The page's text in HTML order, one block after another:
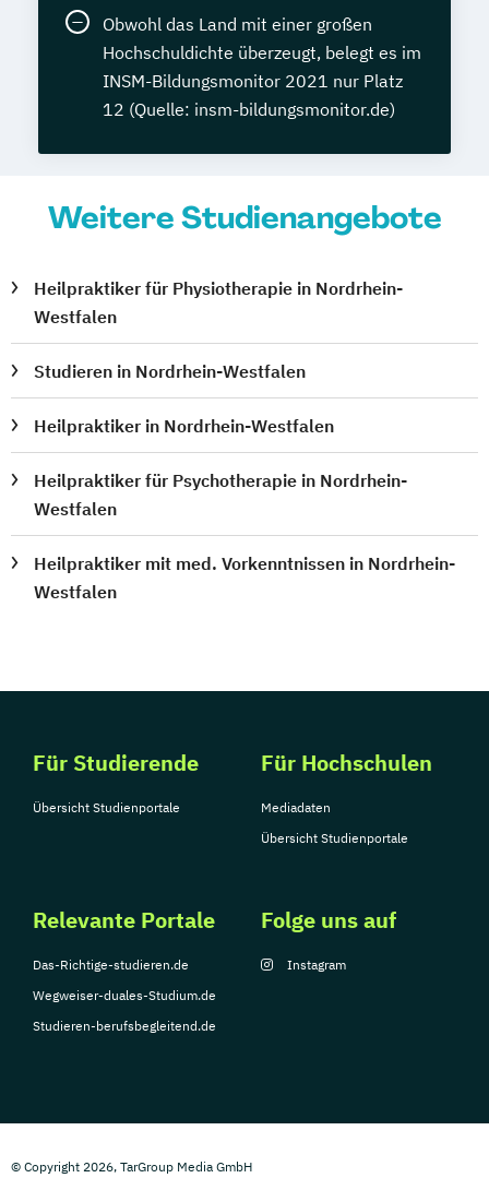
Obwohl das Land mit einer großen
Hochschuldichte überzeugt, belegt es im
INSM-Bildungsmonitor 2021 nur Platz
12 (Quelle: insm-bildungsmonitor.de)
Weitere Studienangebote
Heilpraktiker für Physiotherapie in Nordrhein-
Westfalen
Studieren in Nordrhein-Westfalen
Heilpraktiker in Nordrhein-Westfalen
Heilpraktiker für Psychotherapie in Nordrhein-
Westfalen
Heilpraktiker mit med. Vorkenntnissen in Nordrhein-
Westfalen
Für Studierende
Übersicht Studienportale
Für Hochschulen
Mediadaten
Übersicht Studienportale
Relevante Portale
Das-Richtige-studieren.de
Wegweiser-duales-Studium.de
Studieren-berufsbegleitend.de
Folge uns auf
Instagram
© Copyright 2026, TarGroup Media GmbH